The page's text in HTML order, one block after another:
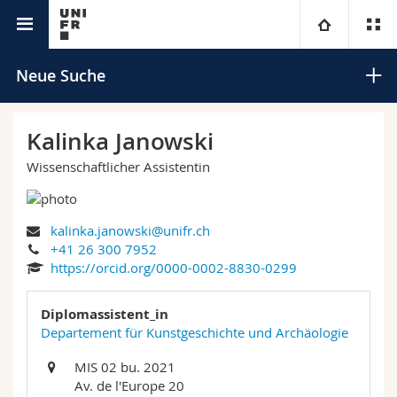
Universität
Campus
Universität
Weiterbildung
Theologische Fak.
Wirtschafts- und Sozialwissenschaftliche Fak.
Philosophische Fak.
Fak. für Erziehungs- und Bildungswissenschaften
Informationen für
Studierende
Medien
Forschende
Personenverzeichnis
Ortsplan
Bibliotheken
Neue Suche
Kalinka Janowski
Wissenschaftlicher Assistentin
kalinka.janowski@unifr.ch
+41 26 300 7952
https://orcid.org/0000-0002-8830-0299
Diplomassistent_in
Departement für Kunstgeschichte und Archäologie
MIS 02 bu. 2021
Av. de l'Europe 20